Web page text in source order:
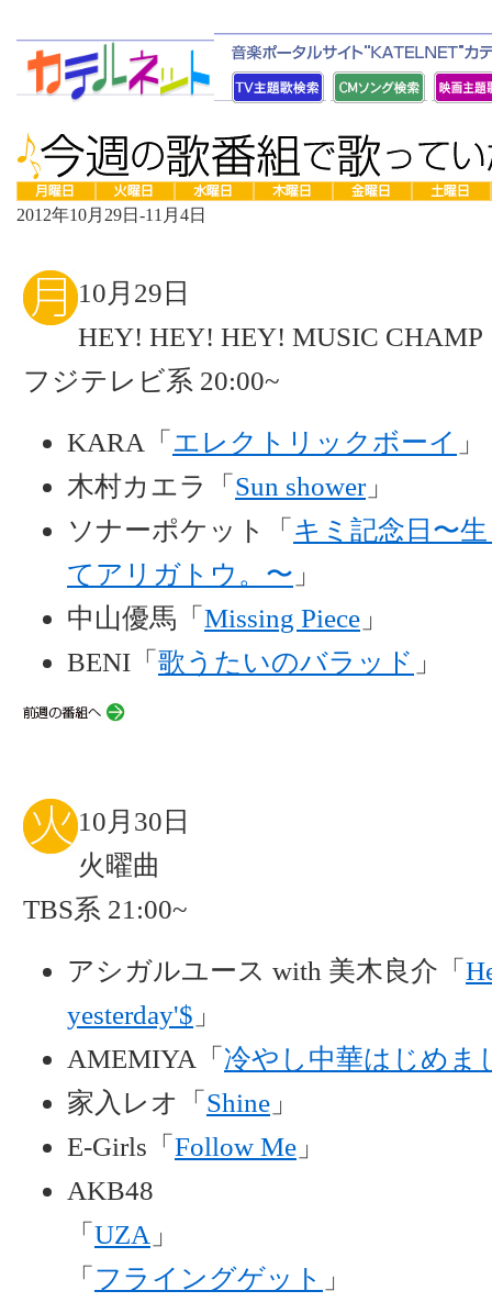
2012年10月29日-11月4日
10月29日
HEY! HEY! HEY! MUSIC CHAMP
フジテレビ系 20:00~
KARA「 エレクトリックボーイ 」
木村カエラ「 Sun shower」
ソナーポケット「 キミ記念日〜
てアリガトウ。〜 」
中山優馬「 Missing Piece 」
BENI「 歌うたいのバラッド 」
10月30日
火曜曲
TBS系 21:00~
アシガルユース with 美木良介「
yesterday'$ 」
AMEMIYA「 冷やし中華はじめま
家入レオ「 Shine 」
E-Girls「 Follow Me 」
AKB48
「 UZA 」
「 フライングゲット 」